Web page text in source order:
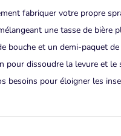
fabriquer votre propre
une tasse de bière
bouche et un demi-paquet
pour dissoudre la levure et le
besoins pour éloigner les